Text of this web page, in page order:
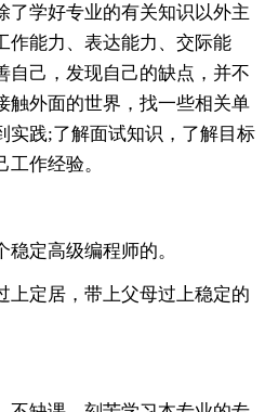
了学好专业的有关知识以外主
作能力、表达能力、交际能
自己，发现自己的缺点，并不
触外面的世界，找一些相关单
实践;了解面试知识，了解目标
作经验。
稳定高级编程师的。
上定居，带上父母过上稳定的